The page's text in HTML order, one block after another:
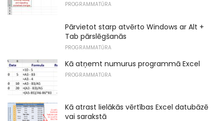
PROGRAMMATŪRA
Pārvietot starp atvērto Windows ar Alt +
Tab pārslēgšanās
PROGRAMMATŪRA
Kā atņemt numurus programmā Excel
PROGRAMMATŪRA
Kā atrast lielākās vērtības Excel datubāzē
vai sarakstā